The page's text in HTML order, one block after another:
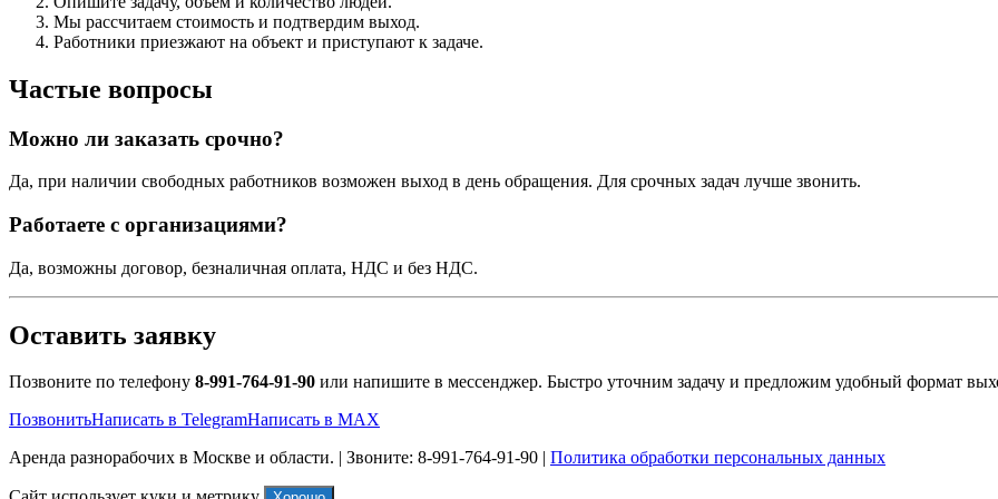
Мы рассчитаем стоимость и подтвердим выход.
Работники приезжают на объект и приступают к задаче.
Частые вопросы
Можно ли заказать срочно?
Да, при наличии свободных работников возможен выход в день обращения. Для срочных задач лучше звонить.
Работаете с организациями?
Да, возможны договор, безналичная оплата, НДС и без НДС.
Оставить заявку
Позвоните по телефону 8-991-764-91-90 или напишите в мессенджер. Быстро уточним задачу и предложим удобный формат
ПозвонитьНаписать в TelegramНаписать в MAX
Аренда разнорабочих в Москве и области. | Звоните: 8-991-764-91-90 | Политика обработки персональных данных